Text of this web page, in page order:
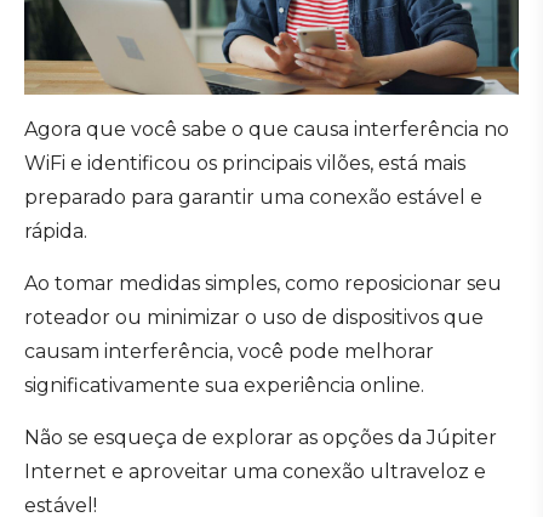
Agora que você sabe o que causa interferência no
WiFi e identificou os principais vilões, está mais
preparado para garantir uma conexão estável e
rápida.
Ao tomar medidas simples, como reposicionar seu
roteador ou minimizar o uso de dispositivos que
causam interferência, você pode melhorar
significativamente sua experiência online.
Não se esqueça de explorar as opções da Júpiter
Internet e aproveitar uma conexão ultraveloz e
estável!